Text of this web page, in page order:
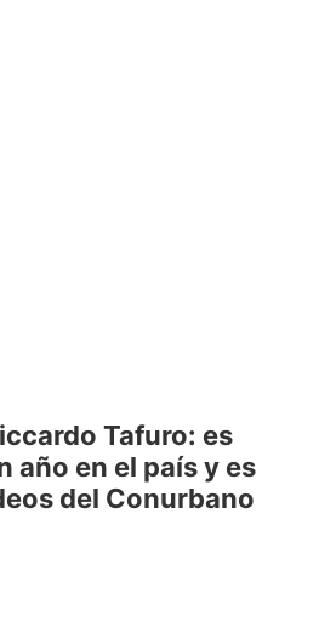
Tafuro: es
año en el país y es
del Conurbano